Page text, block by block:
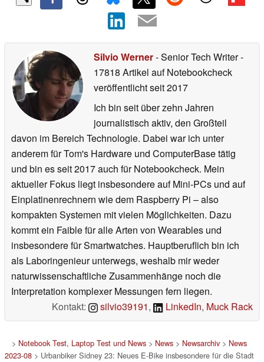
Silvio Werner- Senior Tech Writer-
17818 Artikel auf Notebookcheck
veröffentlichtseit 2017
Ich bin seit über zehn Jahren
journalistisch aktiv, den Großteil
davon im Bereich Technologie. Dabei war ich unter
anderem für Tom's Hardware und ComputerBase tätig
und bin es seit 2017 auch für Notebookcheck. Mein
aktueller Fokus liegt insbesondere auf Mini-PCs und auf
Einplatinenrechnern wie dem Raspberry Pi – also
kompakten Systemen mit vielen Möglichkeiten. Dazu
kommt ein Faible für alle Arten von Wearables und
insbesondere für Smartwatches. Hauptberuflich bin ich
als Laboringenieur unterwegs, weshalb mir weder
naturwissenschaftliche Zusammenhänge noch die
Interpretation komplexer Messungen fern liegen.
Kontakt:
silvio39191, LinkedIn, Muck Rack
> Notebook Test, Laptop Test und News> News> Newsarchiv> News
2023-08> Urbanbiker Sidney 23: Neues E-Bike insbesondere für die Stadt